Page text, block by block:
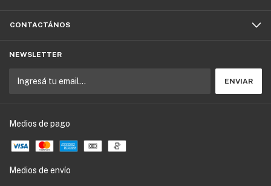
CONTACTÁNOS
NEWSLETTER
Medios de pago
Medios de envío